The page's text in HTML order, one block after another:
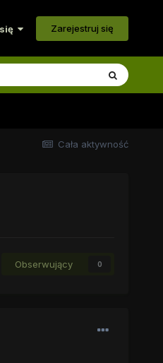
się Zarejestruj się
Cała aktywność
Obserwujący 0